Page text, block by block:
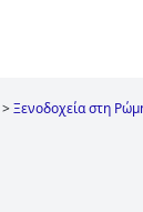
>Ξενοδοχεία στη